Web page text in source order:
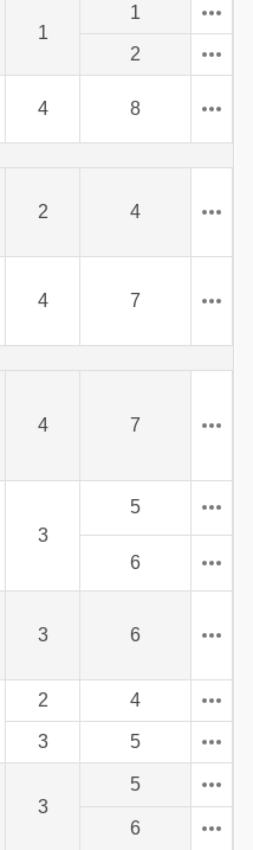
1
1
2
4 8
2 4
4 7
4 7
3
5
6
3 6
2 4
3
5
3
5
6